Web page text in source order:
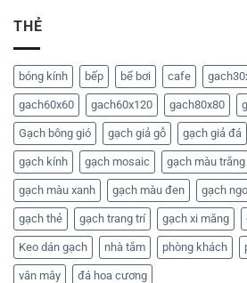
THẺ
bóng kính bếp bể bơi cafe
gach60x60 gach60x120 gach80x80
Gạch bông gió gạch giả gỗ gạch giả đá
gạch kính gạch mosaic gạch màu trắng
gạch màu xanh gạch màu đen gạch
gạch thẻ gạch trang trí gạch xi măng
Keo dán gạch nhà tắm phòng khách
vân mây đá hoa cương